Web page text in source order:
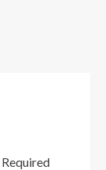
Required